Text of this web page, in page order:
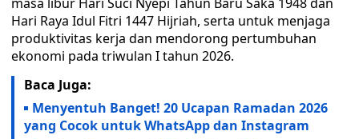
Hari Raya Idul Fitri 1447 Hijriah, serta untuk menjaga
produktivitas kerja dan mendorong pertumbuhan
ekonomi pada triwulan I tahun 2026.
Baca Juga:
Menyentuh Banget! 20 Ucapan Ramadan 2026
yang Cocok untuk WhatsApp dan Instagram